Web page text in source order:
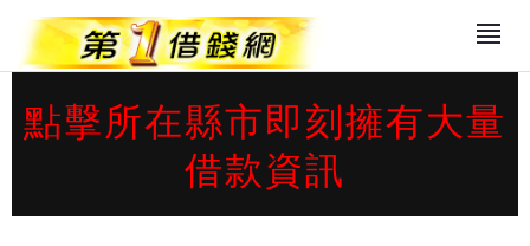
點擊所在縣市即刻擁有大量
借款資訊